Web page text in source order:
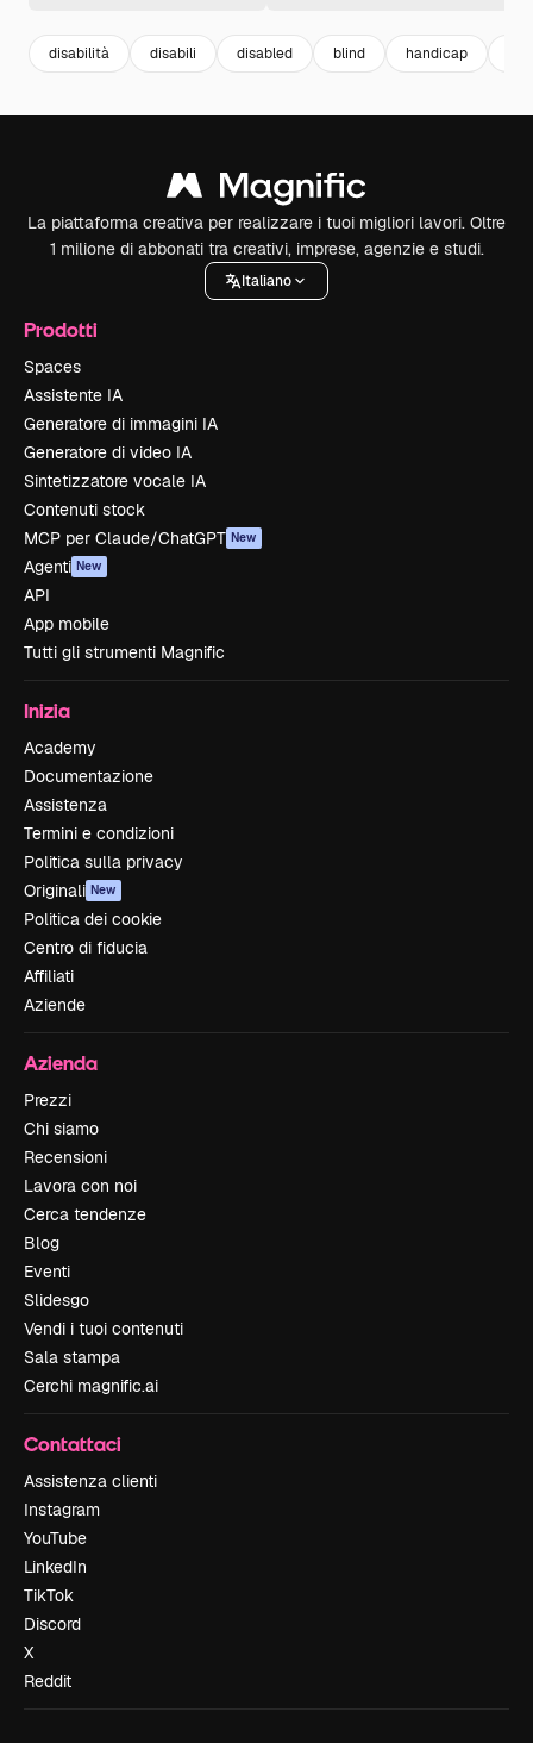
disabilità disabili disabled blind handicap
La piattaforma creativa per realizzare i tuoi migliori lavori. Oltre
1 milione di abbonati tra creativi, imprese, agenzie e studi.
Italiano
Prodotti
Spaces
Assistente IA
Generatore di immagini IA
Generatore di video IA
Sintetizzatore vocale IA
Contenuti stock
MCP per Claude/ChatGPT New
Agenti New
API
App mobile
Tutti gli strumenti Magnific
Inizia
Academy
Documentazione
Assistenza
Termini e condizioni
Politica sulla privacy
Originali New
Politica dei cookie
Centro di fiducia
Affiliati
Aziende
Azienda
Prezzi
Chi siamo
Recensioni
Lavora con noi
Cerca tendenze
Blog
Eventi
Slidesgo
Vendi i tuoi contenuti
Sala stampa
Cerchi magnific.ai
Contattaci
Assistenza clienti
Instagram
YouTube
LinkedIn
TikTok
Discord
X
Reddit